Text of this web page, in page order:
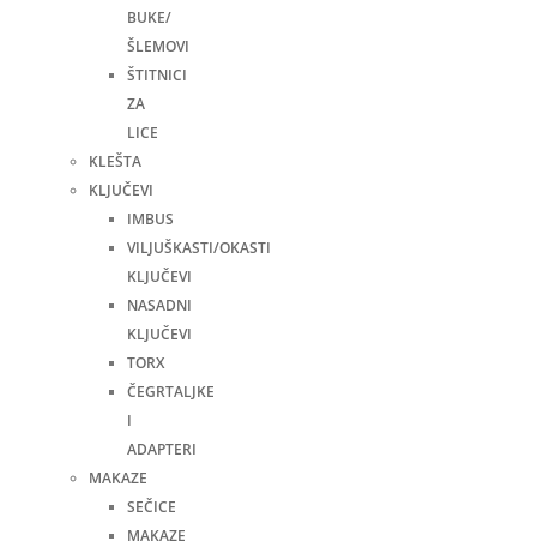
BUKE/
ŠLEMOVI
ŠTITNICI
ZA
LICE
KLEŠTA
KLJUČEVI
IMBUS
VILJUŠKASTI/OKASTI
KLJUČEVI
NASADNI
KLJUČEVI
TORX
ČEGRTALJKE
I
ADAPTERI
MAKAZE
SEČICE
MAKAZE